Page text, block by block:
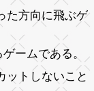
た方向に飛ぶゲ
ームである。
ットしないこと